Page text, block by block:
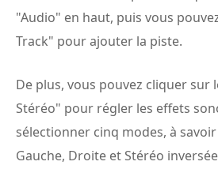
"Audio" en haut, puis vous
Track" pour ajouter la piste.
De plus, vous pouvez cliquer sur
Stéréo" pour régler les effets
sélectionner cinq modes, à
Gauche, Droite et Stéréo